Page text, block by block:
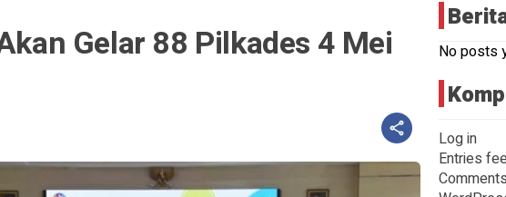
Gelar 88 Pilkades 4 Mei No posts
Log in
Entries